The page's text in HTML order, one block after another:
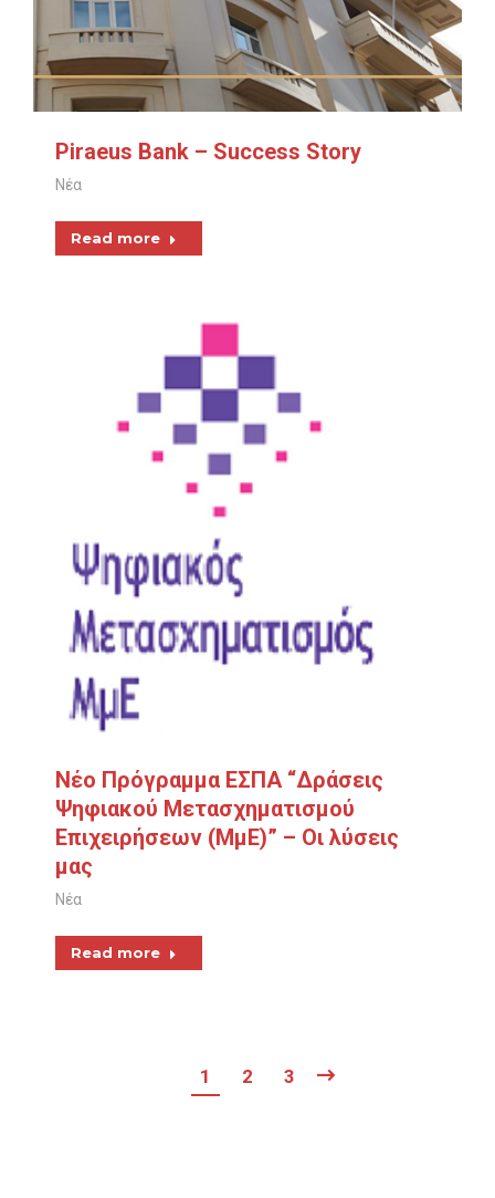
Piraeus Bank – Success Story
Νέα
Read more
Νέο Πρόγραμμα ΕΣΠΑ “Δράσεις
Ψηφιακού Μετασχηματισμού
Επιχειρήσεων (ΜμΕ)” – Οι λύσεις
μας
Νέα
Read more
1 2 3